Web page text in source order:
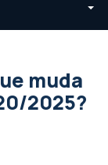
muda
2025?